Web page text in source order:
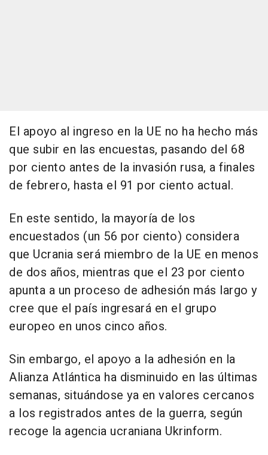
El apoyo al ingreso en la UE no ha hecho más
que subir en las encuestas, pasando del 68
por ciento antes de la invasión rusa, a finales
de febrero, hasta el 91 por ciento actual.
En este sentido, la mayoría de los
encuestados (un 56 por ciento) considera
que Ucrania será miembro de la UE en menos
de dos años, mientras que el 23 por ciento
apunta a un proceso de adhesión más largo y
cree que el país ingresará en el grupo
europeo en unos cinco años.
Sin embargo, el apoyo a la adhesión en la
Alianza Atlántica ha disminuido en las últimas
semanas, situándose ya en valores cercanos
a los registrados antes de la guerra, según
recoge la agencia ucraniana Ukrinform.